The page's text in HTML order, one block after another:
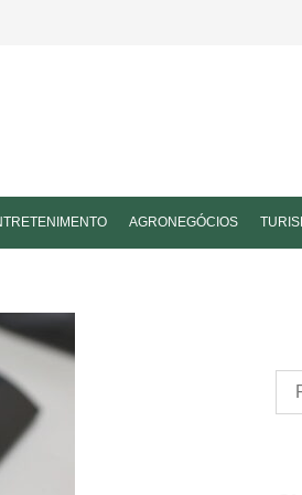
AGRONEGÓCIOS